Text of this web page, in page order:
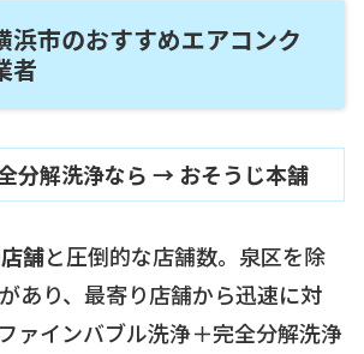
浜市のおすすめエアコンク
者
分解洗浄なら → おそうじ本舗
舗と圧倒的な店舗数。泉区を除
あり、最寄り店舗から迅速に対
ァインバブル洗浄＋完全分解洗浄